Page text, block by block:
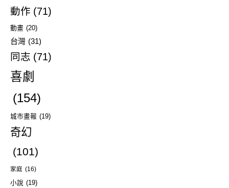
動作 (71)
動畫 (20)
台灣 (31)
同志 (71)
喜劇
(154)
城市畫報 (19)
奇幻
(101)
家庭 (16)
小說 (19)